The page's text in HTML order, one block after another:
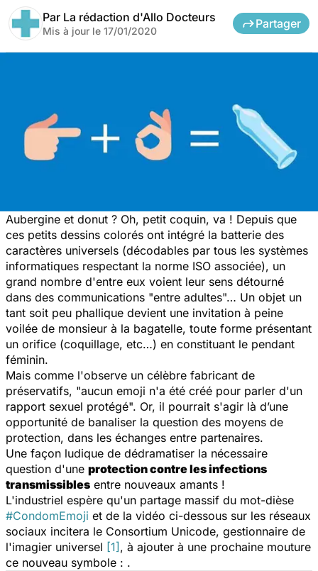
Par La rédaction d'Allo Docteurs
Mis à jour le 17/01/2020
Partager
Aubergine et donut ? Oh, petit coquin, va ! Depuis que
ces petits dessins colorés ont intégré la batterie des
caractères universels (décodables par tous les systèmes
informatiques respectant la norme ISO associée), un
grand nombre d'entre eux voient leur sens détourné
dans des communications "entre adultes"… Un objet un
tant soit peu phallique devient une invitation à peine
voilée de monsieur à la bagatelle, toute forme présentant
un orifice (coquillage, etc…) en constituant le pendant
féminin.
Mais comme l'observe un célèbre fabricant de
préservatifs, "aucun emoji n'a été créé pour parler d'un
rapport sexuel protégé". Or, il pourrait s'agir là d’une
opportunité de banaliser la question des moyens de
protection, dans les échanges entre partenaires.
Une façon ludique de dédramatiser la nécessaire
question d'une protection contre les infections
transmissibles entre nouveaux amants !
L'industriel espère qu'un partage massif du mot-dièse
#CondomEmoji et de la vidéo ci-dessous sur les réseaux
sociaux incitera le Consortium Unicode, gestionnaire de
l'imagier universel [1], à ajouter à une prochaine mouture
ce nouveau symbole : .